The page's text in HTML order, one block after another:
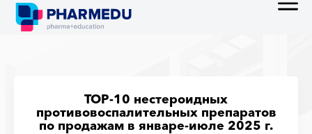
ТОР-10 нестероидных
противовоспалительных препаратов
по продажам в январе-июле 2025 г.